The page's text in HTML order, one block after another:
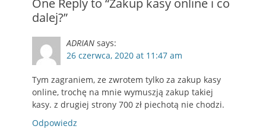
One Reply to “Zakup kasy online i co
dalej?”
ADRIAN says:
26 czerwca, 2020 at 11:47 am
Tym zagraniem, ze zwrotem tylko za zakup kasy
online, trochę na mnie wymuszją zakup takiej
kasy. z drugiej strony 700 zł piechotą nie chodzi.
Odpowiedz